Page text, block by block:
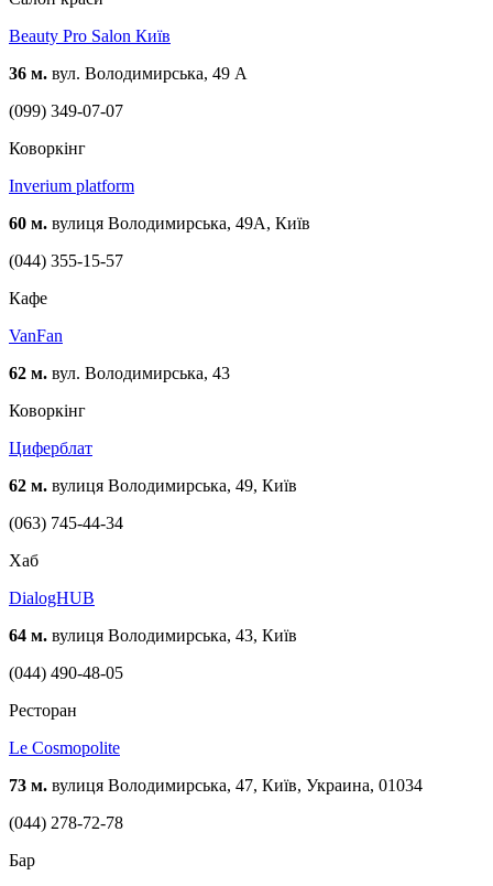
Beauty Pro Salon Київ
36 м. вул. Володимирська, 49 А
(099) 349-07-07
Коворкінг
Inverium platform
60 м. вулиця Володимирська, 49А, Київ
(044) 355-15-57
Кафе
VanFan
62 м. вул. Володимирська, 43
Коворкінг
Циферблат
62 м. вулиця Володимирська, 49, Київ
(063) 745-44-34
Хаб
DialogHUB
64 м. вулиця Володимирська, 43, Київ
(044) 490-48-05
Ресторан
Le Cosmopolite
73 м. вулиця Володимирська, 47, Київ, Украина, 01034
(044) 278-72-78
Бар